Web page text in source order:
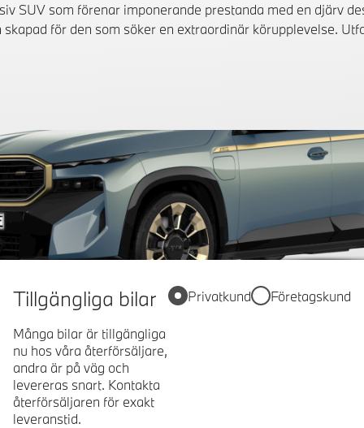
SUV som förenar imponerande prestanda med en djärv
för den som söker en extraordinär körupplevelse.
Tillgängliga bilar
Många bilar är tillgängliga
nu hos våra återförsäljare,
andra är på väg och
levereras snart. Kontakta
återförsäljaren för exakt
leveranstid.
Privatkund Företagskund